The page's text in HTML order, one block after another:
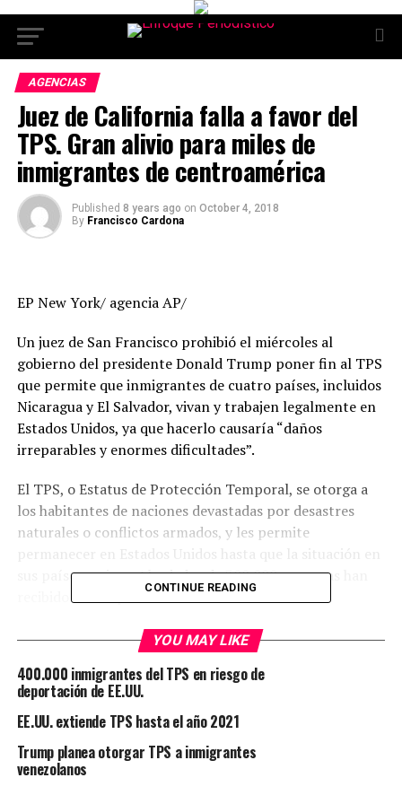
AGENCIAS
Juez de California falla a favor del
TPS. Gran alivio para miles de
inmigrantes de centroamérica
Published 8 years ago on October 4, 2018
By Francisco Cardona
EP New York/ agencia AP/
Un juez de San Francisco prohibió el miércoles al
gobierno del presidente Donald Trump poner fin al TPS
que permite que inmigrantes de cuatro países, incluidos
Nicaragua y El Salvador, vivan y trabajen legalmente en
Estados Unidos, ya que hacerlo causaría “daños
irreparables y enormes dificultades”.
El TPS, o Estatus de Protección Temporal, se otorga a
los habitantes de naciones devastadas por desastres
naturales o conflictos armados, y les permite
permanecer en Estados Unidos hasta que la situación en
sus países mejore. Alrededor de 300.000 personas han
recibido dichas protecciones.
El juez federal Edward Chen emitió su interdicto contra la
decisión del gobierno de rescindir el TPS para los
ciudadanos de Sudán, Nicaragua, Haití y El Salvador.
El fallo dice que el gobierno no demostró el daño de
mantener el programa de 20 años de antigüedad, y que
los demandantes establecieron que deportar a dichos
inmigrantes podría perjudicar la economía local y
CONTINUE READING
YOU MAY LIKE
400.000 inmigrantes del TPS en riesgo de
deportación de EE.UU.
EE.UU. extiende TPS hasta el año 2021
Trump planea otorgar TPS a inmigrantes
venezolanos